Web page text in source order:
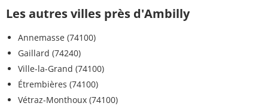
Les autres villes près d'Ambilly
Annemasse (74100)
Gaillard (74240)
Ville-la-Grand (74100)
Étrembières (74100)
Vétraz-Monthoux (74100)